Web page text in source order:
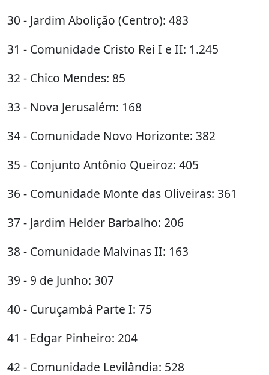
30 - Jardim Abolição (Centro): 483
31 - Comunidade Cristo Rei I e II: 1.245
32 - Chico Mendes: 85
33 - Nova Jerusalém: 168
34 - Comunidade Novo Horizonte: 382
35 - Conjunto Antônio Queiroz: 405
36 - Comunidade Monte das Oliveiras: 361
37 - Jardim Helder Barbalho: 206
38 - Comunidade Malvinas II: 163
39 - 9 de Junho: 307
40 - Curuçambá Parte I: 75
41 - Edgar Pinheiro: 204
42 - Comunidade Levilândia: 528